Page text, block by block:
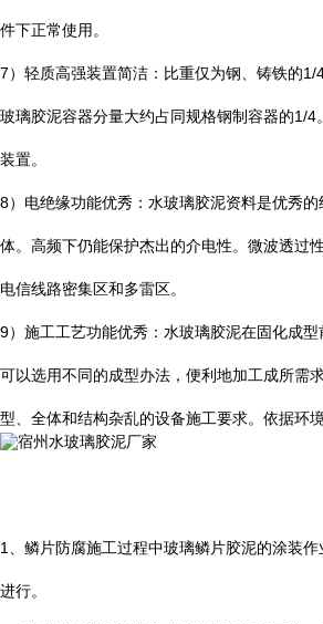
件下正常使用。
7）轻质高强装置简洁：比重仅为钢、铸铁的1/
玻璃胶泥容器分量大约占同规格钢制容器的1/4
装置。
8）电绝缘功能优秀：水玻璃胶泥资料是优秀
体。高频下仍能保护杰出的介电性。微波透过
电信线路密集区和多雷区。
9）施工工艺功能优秀：水玻璃胶泥在固化成型
可以选用不同的成型办法，便利地加工成所需
型、全体和结构杂乱的设备施工要求。依据环
1 、鳞片防腐施工过程中玻璃鳞片胶泥的涂装
进行。